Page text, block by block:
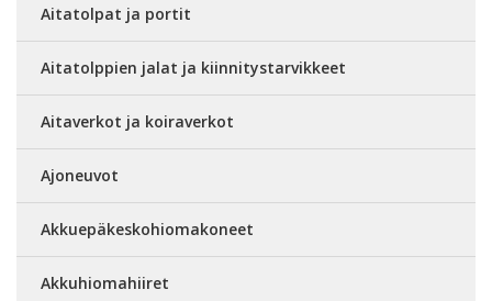
Aitatolpat ja portit
Aitatolppien jalat ja kiinnitystarvikkeet
Aitaverkot ja koiraverkot
Ajoneuvot
Akkuepäkeskohiomakoneet
Akkuhiomahiiret